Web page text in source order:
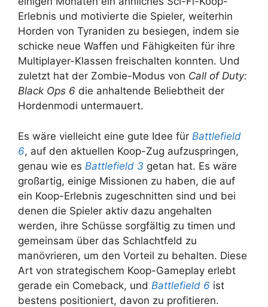
Erlebnis und motivierte die Spieler, weiterhin
Horden von Tyraniden zu besiegen, indem sie
schicke neue Waffen und Fähigkeiten für ihre
Multiplayer-Klassen freischalten konnten. Und
zuletzt hat der Zombie-Modus von Call of Duty:
Black Ops 6 die anhaltende Beliebtheit der
Hordenmodi untermauert.
Es wäre vielleicht eine gute Idee für Battlefield
6, auf den aktuellen Koop-Zug aufzuspringen,
genau wie es Battlefield 3 getan hat. Es wäre
großartig, einige Missionen zu haben, die auf
ein Koop-Erlebnis zugeschnitten sind und bei
denen die Spieler aktiv dazu angehalten
werden, ihre Schüsse sorgfältig zu timen und
gemeinsam über das Schlachtfeld zu
manövrieren, um den Vorteil zu behalten. Diese
Art von strategischem Koop-Gameplay erlebt
gerade ein Comeback, und Battlefield 6 ist
bestens positioniert, davon zu profitieren.